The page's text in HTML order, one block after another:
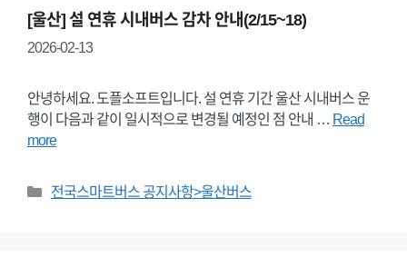
[울산] 설 연휴 시내버스 감차 안내(2/15~18)
2026-02-13
안녕하세요. 도플소프트입니다. 설 연휴 기간 울산 시내버스 운
행이 다음과 같이 일시적으로 변경될 예정인 점 안내 … Read
more
Categories
전국스마트버스 공지사항>울산버스